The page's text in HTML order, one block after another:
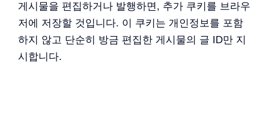
게시물을 편집하거나 발행하면, 추가 쿠키를 브라우
저에 저장할 것입니다. 이 쿠키는 개인정보를 포함
하지 않고 단순히 방금 편집한 게시물의 글 ID만 지
시합니다.